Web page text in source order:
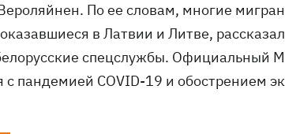
По ее словам, многие
в Латвии и Литве,
спецслужбы. Официальный
с пандемией COVID-19 и обострением